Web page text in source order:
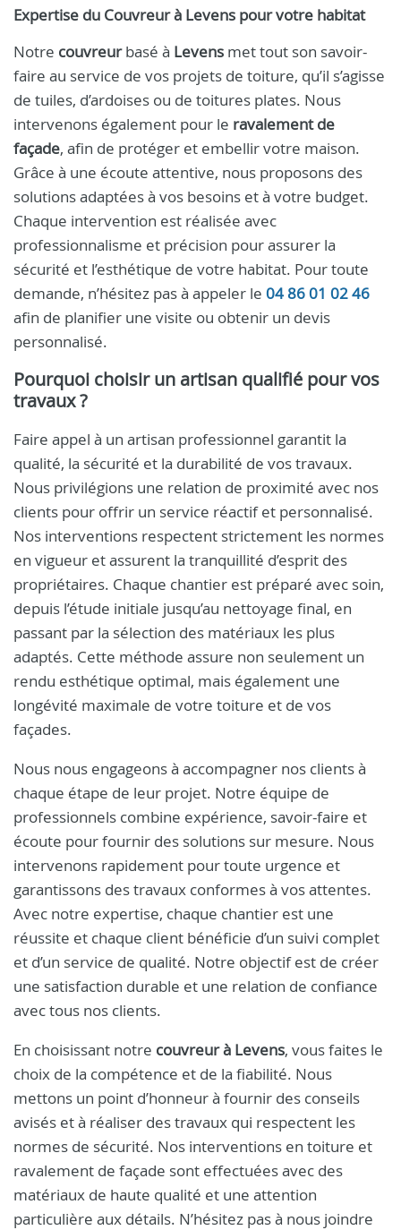
Expertise du Couvreur à Levens pour votre habitat
Notre couvreurbasé à Levens met tout son savoir-
faire au service de vos projets de toiture, qu’il s’agisse
de tuiles, d’ardoises ou de toitures plates. Nous
intervenons également pour le ravalement de
façade, afin de protéger et embellir votre maison.
Grâce à une écoute attentive, nous proposons des
solutions adaptées à vos besoins et à votre budget.
Chaque intervention est réalisée avec
professionnalisme et précision pour assurer la
sécurité et l’esthétique de votre habitat. Pour toute
demande, n’hésitez pas à appeler le 04 86 01 02 46
afin de planifier une visite ou obtenir un devis
personnalisé.
Pourquoi choisir un artisan qualifié pour vos
travaux ?
Faire appel à un artisan professionnel garantit la
qualité, la sécurité et la durabilité de vos travaux.
Nous privilégions une relation de proximité avec nos
clients pour offrir un service réactif et personnalisé.
Nos interventions respectent strictement les normes
en vigueur et assurent la tranquillité d’esprit des
propriétaires. Chaque chantier est préparé avec soin,
depuis l’étude initiale jusqu’au nettoyage final, en
passant par la sélection des matériaux les plus
adaptés. Cette méthode assure non seulement un
rendu esthétique optimal, mais également une
longévité maximale de votre toiture et de vos
façades.
Nous nous engageons à accompagner nos clients à
chaque étape de leur projet. Notre équipe de
professionnels combine expérience, savoir-faire et
écoute pour fournir des solutions sur mesure. Nous
intervenons rapidement pour toute urgence et
garantissons des travaux conformes à vos attentes.
Avec notre expertise, chaque chantier est une
réussite et chaque client bénéficie d’un suivi complet
et d’un service de qualité. Notre objectif est de créer
une satisfaction durable et une relation de confiance
avec tous nos clients.
En choisissant notre couvreur à Levens, vous faites le
choix de la compétence et de la fiabilité. Nous
mettons un point d’honneur à fournir des conseils
avisés et à réaliser des travaux qui respectent les
normes de sécurité. Nos interventions en toiture et
ravalement de façade sont effectuées avec des
matériaux de haute qualité et une attention
particulière aux détails. N’hésitez pas à nous joindre